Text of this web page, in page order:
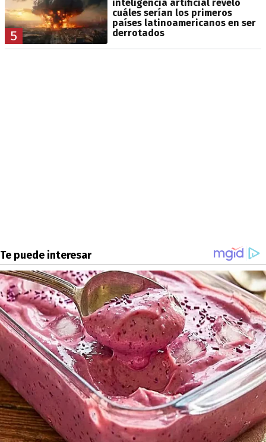
5
inteligencia artificial reveló
cuáles serían los primeros
países latinoamericanos en ser
derrotados